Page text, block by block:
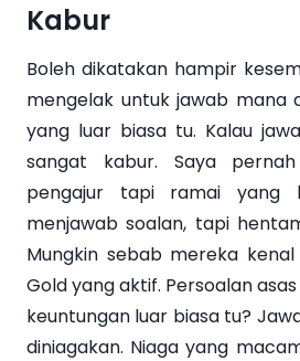
Kabur
Boleh dikatakan hampir
mengelak untuk jawab mana
yang luar biasa tu. Kalau
sangat kabur. Saya
pengajur tapi ramai yang
menjawab soalan, tapi
Mungkin sebab mereka
Gold yang aktif. Persoalan
keuntungan luar biasa tu?
diniagakan. Niaga yang